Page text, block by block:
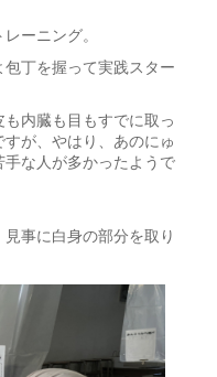
ーニング。
丁を握って実践スター
内臓も目もすでに取っ
が、やはり、あのにゅ
な人が多かったようで
事に白身の部分を取り